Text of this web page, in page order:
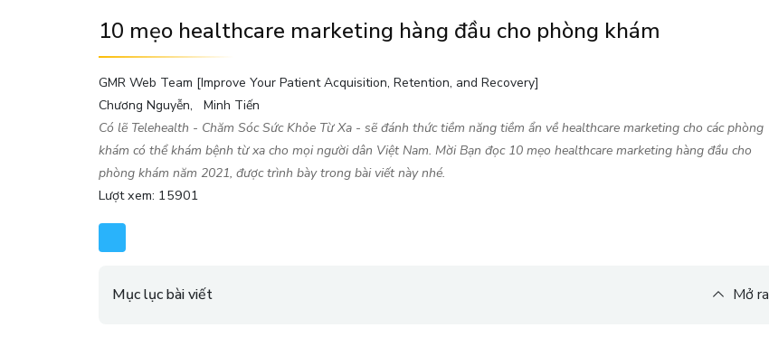
10 mẹo healthcare marketing hàng đầu cho phòng khám
GMR Web Team [Improve Your Patient Acquisition, Retention, and Recovery]
Chương Nguyễn
Minh Tiến
Có lẽ Telehealth - Chăm Sóc Sức Khỏe Từ Xa - sẽ đánh thức tiềm năng tiềm ẩn về healthcare marketing cho các phòng
khám có thể khám bệnh từ xa cho mọi người dân Việt Nam. Mời Bạn đọc 10 mẹo healthcare marketing hàng đầu cho
phòng khám năm 2021, được trình bày trong bài viết này nhé.
Lượt xem: 15901
Mục lục bài viết Mở ra